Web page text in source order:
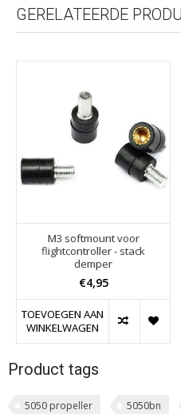
GERELATEERDE
M3 softmount voor
flightcontroller - stack
demper
€4,95
TOEVOEGEN AAN
WINKELWAGEN
Product tags
5050 propeller 5050bn